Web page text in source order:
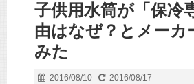
子供用水筒が「保冷
由はなぜ？とメーカ
みた
2016/08/10 2016/08/17